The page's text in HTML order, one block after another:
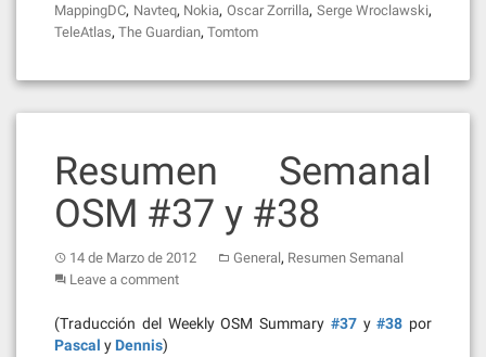
MappingDC, Navteq, Nokia, Oscar Zorrilla, Serge Wroclawski,
TeleAtlas, The Guardian, Tomtom
Resumen Semanal
OSM #37 y #38
14 de Marzo de 2012 General, Resumen Semanal
Leave a comment
(Traducción del Weekly OSM Summary #37y#38 por
Pascal y Dennis)